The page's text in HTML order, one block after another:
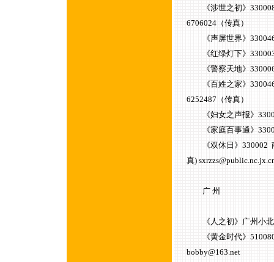
《涉世之初》330008
6706024（传真）
《声屏世界》330046
《红绿灯下》330003
《警察天地》330006
《百姓之家》330046
6252487（传真）
《妇女之声报》
《家庭百事通》
《双休日》330002 南
真)
广 州
《人之初》广州小北
《黄金时代》510080
bobby@163.net